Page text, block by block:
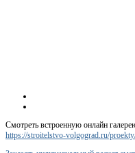
Смотреть встроенную онлайн
https://stroitelstvo-volgograd.ru/